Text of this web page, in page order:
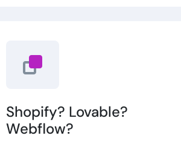
Shopify? Lovable?
Webflow?